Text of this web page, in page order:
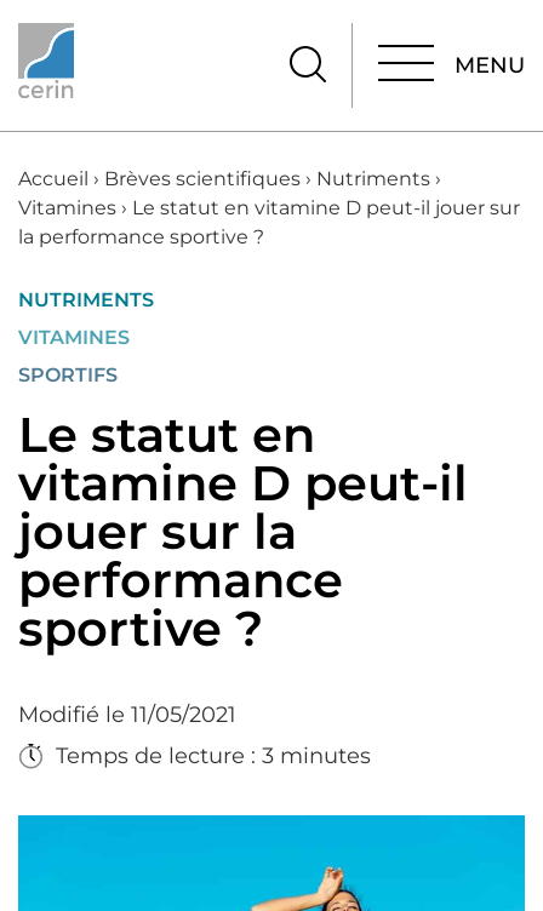
MENU
Accueil › Brèves scientifiques › Nutriments ›
Vitamines › Le statut en vitamine D peut-il jouer sur
la performance sportive ?
NUTRIMENTS
VITAMINES
SPORTIFS
Le statut en
vitamine D peut-il
jouer sur la
performance
sportive ?
Modifié le 11/05/2021
Temps de lecture : 3 minutes